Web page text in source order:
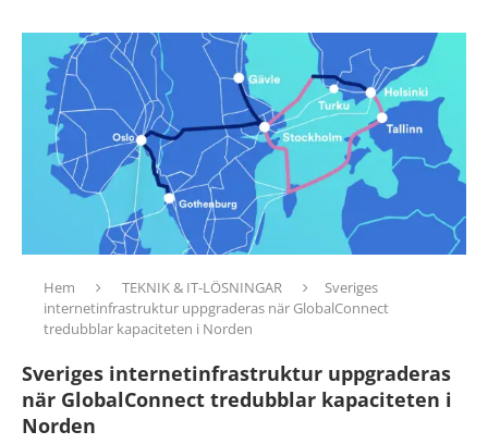
Hem TEKNIK & IT-LÖSNINGAR
Sveriges
internetinfrastruktur uppgraderas när GlobalConnect
tredubblar kapaciteten i Norden
Sveriges internetinfrastruktur uppgraderas
när GlobalConnect tredubblar kapaciteten i
Norden